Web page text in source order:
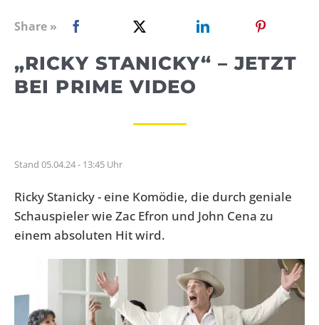
WEBRADIO
Share »
„RICKY STANICKY“ – JETZT
BEI PRIME VIDEO
Stand 05.04.24 - 13:45 Uhr
Ricky Stanicky - eine Komödie, die durch geniale
Schauspieler wie Zac Efron und John Cena zu
einem absoluten Hit wird.